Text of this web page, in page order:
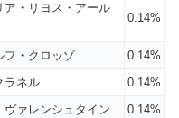
ア・リヨス・アール
0.14%
フ・クロッゾ
0.14%
ラネル
0.14%
ヴァレンシュタイン
0.14%